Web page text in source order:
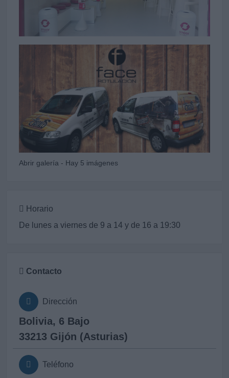
Abrir galería - Hay 5 imágenes
Horario
De lunes a viernes de 9 a 14 y de 16 a 19:30
Contacto
Dirección
Bolivia, 6 Bajo
33213 Gijón (Asturias)
Teléfono